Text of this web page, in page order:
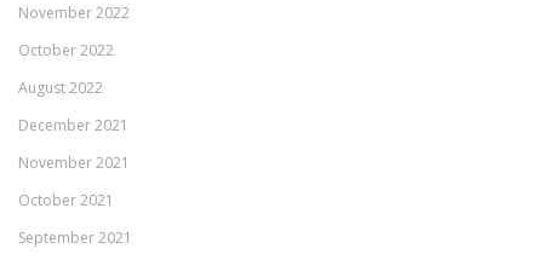
November 2022
October 2022
August 2022
December 2021
November 2021
October 2021
September 2021